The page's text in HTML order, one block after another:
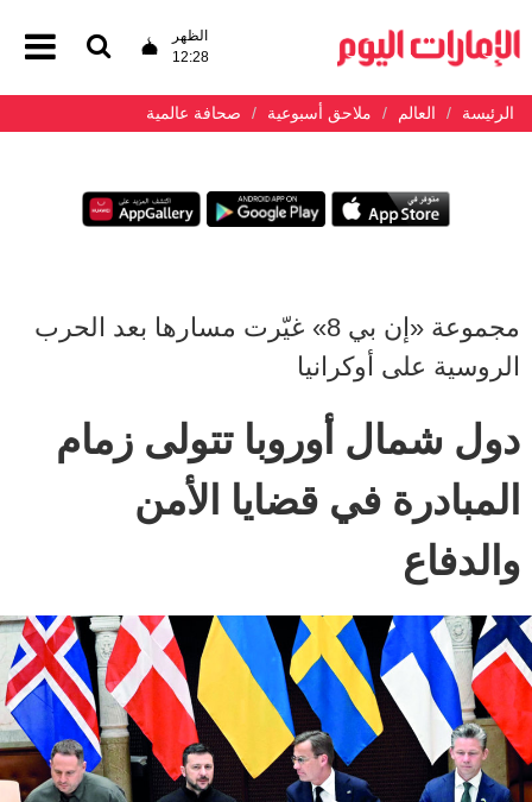
الظهر
12:28
الرئيسة العالم ملاحق أسبوعية صحافة عالمية
مجموعة «إن بي 8» غيّرت مسارها بعد الحرب
الروسية على أوكرانيا
دول شمال أوروبا تتولى زمام
المبادرة في قضايا الأمن
والدفاع